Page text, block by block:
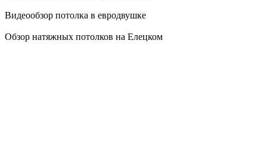
Видеообзор потолка в евродвушке
Обзор натяжных потолков на Елецком